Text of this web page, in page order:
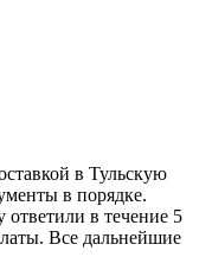
в Тульскую
в порядке.
ответили в течение 5
Все дальнейшие